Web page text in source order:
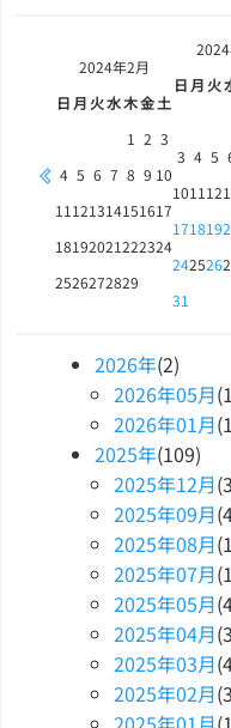
2024年2月
日 月 火水木金土
1 2 3
4 5 6 7 8 9 10
11 121314151617
18192021222324
2526272829
日 月 火
3 4 5
1011 12
171819
242526
31
2026年(2)
2026年05月
2026年01月
2025年(109)
2025年12月
2025年09月
2025年08月
2025年07月
2025年05月
2025年04月
2025年03月
2025年02月